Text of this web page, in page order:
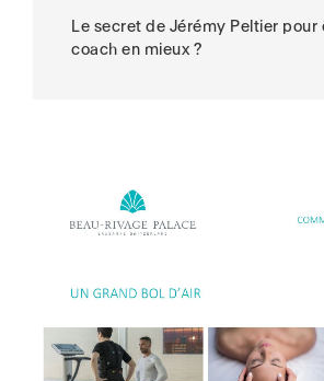
Le secret de Jérémy Peltier pour
coach en mieux ?